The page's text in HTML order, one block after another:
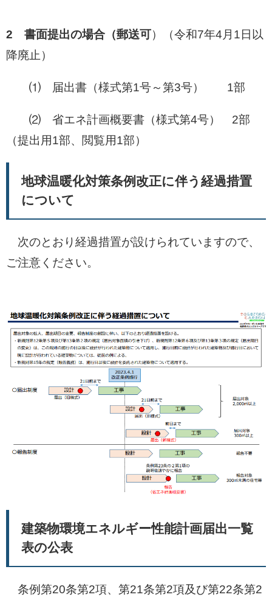
2 書面提出の場合（郵送可）（令和7年4月1日以
降廃止）
⑴ 届出書（様式第1号～第3号） 1部
⑵ 省エネ計画概要書（様式第4号） 2部
（提出用1部、閲覧用1部）
地球温暖化対策条例改正に伴う経過措置
について
次のとおり経過措置が設けられていますので、
ご注意ください。
建築物環境エネルギー性能計画届出一覧
表の公表
条例第20条第2項、第21条第2項及び第22条第2